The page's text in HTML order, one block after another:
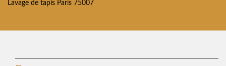
Lavage de tapis Paris 75007